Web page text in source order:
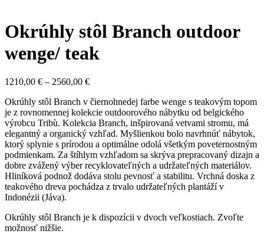
Okrúhly stôl Branch outdoor
wenge/ teak
1210,00 € – 2560,00 €
Okrúhly stôl Branch v čiernohnedej farbe wenge s teakovým topom
je z rovnomennej kolekcie outdoorového nábytku od belgického
výrobcu Tribù. Kolekcia Branch, inšpirovaná vetvami stromu, má
elegantný a organický vzhľad. Myšlienkou bolo navrhnúť nábytok,
ktorý splynie s prírodou a optimálne odolá všetkým poveternostným
podmienkam. Za štíhlym vzhľadom sa skrýva prepracovaný dizajn a
dobre zvážený výber recyklovateľných a udržateľných materiálov.
Hliníková podnož dodáva stolu pevnosť a stabilitu. Vrchná doska z
teakového dreva pochádza z trvalo udržateľných plantáží v
Indonézii (Jáva).
Okrúhly stôl Branch je k dispozícii v dvoch veľkostiach. Zvoľte
možnosť nižšie.